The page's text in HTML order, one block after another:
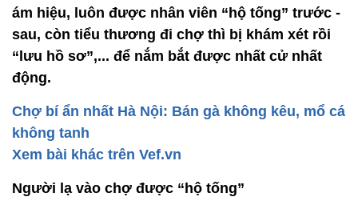
ám hiệu, luôn được nhân viên “hộ tống” trước -
sau, còn tiểu thương đi chợ thì bị khám xét rồi
“lưu hồ sơ”,... để nắm bắt được nhất cử nhất
động.
Chợ bí ẩn nhất Hà Nội: Bán gà không kêu, mổ cá
không tanh
Xem bài khác trên Vef.vn
Người lạ vào chợ được “hộ tống”